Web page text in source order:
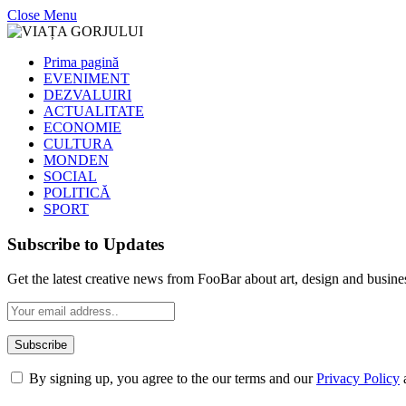
Close Menu
Prima pagină
EVENIMENT
DEZVALUIRI
ACTUALITATE
ECONOMIE
CULTURA
MONDEN
SOCIAL
POLITICĂ
SPORT
Subscribe to Updates
Get the latest creative news from FooBar about art, design and
By signing up, you agree to the our terms and ourPrivacy Policy